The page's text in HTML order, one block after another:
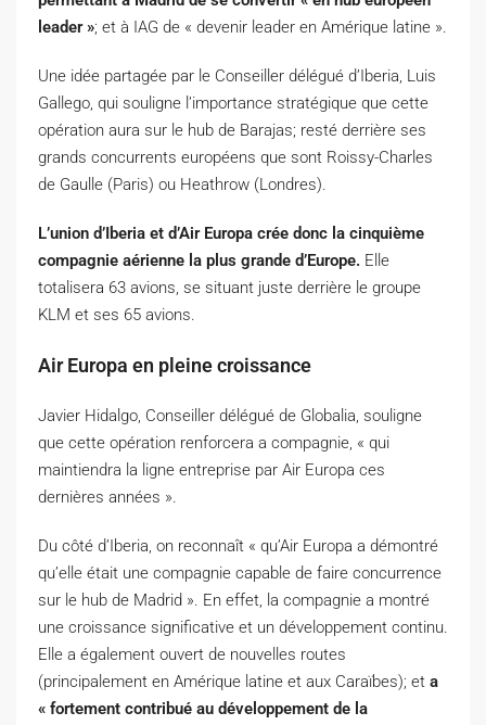
leader »; et à IAG de « devenir leader en Amérique latine ».
Une idée partagée par le Conseiller délégué d’Iberia, Luis
Gallego, qui souligne l’importance stratégique que cette
opération aura sur le hub de Barajas; resté derrière ses
grands concurrents européens que sont Roissy-Charles
de Gaulle (Paris) ou Heathrow (Londres).
L’union d’Iberia et d’Air Europa crée donc la cinquième
compagnie aérienne la plus grande d’Europe. Elle
totalisera 63 avions, se situant juste derrière le groupe
KLM et ses 65 avions.
Air Europa en pleine croissance
Javier Hidalgo, Conseiller délégué de Globalia, souligne
que cette opération renforcera a compagnie, « qui
maintiendra la ligne entreprise par Air Europa ces
dernières années ».
Du côté d’Iberia, on reconnaît « qu’Air Europa a démontré
qu’elle était une compagnie capable de faire concurrence
sur le hub de Madrid ». En effet, la compagnie a montré
une croissance significative et un développement continu.
Elle a également ouvert de nouvelles routes
(principalement en Amérique latine et aux Caraïbes); et a
« fortement contribué au développement de la